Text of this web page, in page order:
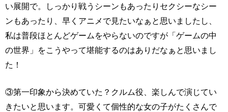
い展開で。しっかり戦うシーンもあったりセクシーなシー
ンもあったり、早くアニメで見たいなぁと思いましたし、
私は普段ほとんどゲームをやらないのですが「ゲームの中
の世界」をこうやって堪能するのはありだなぁと思いまし
た！
③第一印象から決めていた？クルム役、楽しんで演じてい
きたいと思います。可愛くて個性的な女の子がたくさんで